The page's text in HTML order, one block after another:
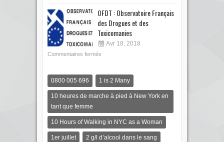
OFDT : Observatoire Français
des Drogues et des
Toxicomanies
Avr 18, 2018
Commentaires fermés
0800 005 696 1 is 2 Many
10 heures de marche à pied à New York en
tant que femme
10 Hours of Walking in NYC as a Woman
1er juillet 2 g/l d’alcool dans le sang